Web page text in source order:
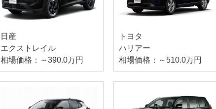
日産
エクストレイル
相場価格：～390.0万円
トヨタ
ハリアー
相場価格：～510.0万円